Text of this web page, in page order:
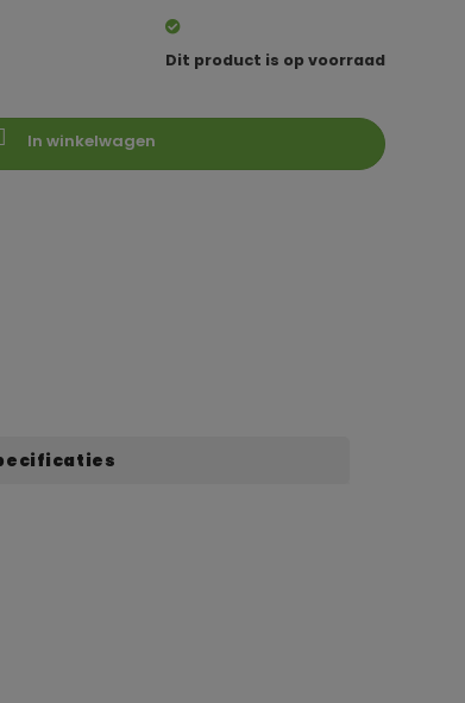
Dit product is op voorraad
In winkelwagen